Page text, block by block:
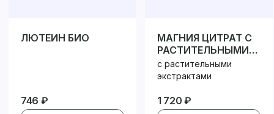
ЛЮТЕИН БИО
746 ₽
МАГНИЯ ЦИТРАТ С
РАСТИТЕЛЬНЫМИ
ЭКСТРАКТАМИ
с растительными
экстрактами
1 720 ₽